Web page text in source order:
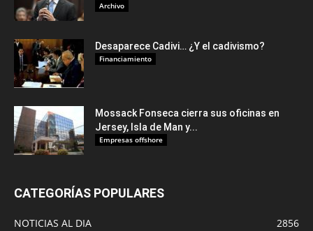
Archivo
Desaparece Cadivi… ¿Y el cadivismo?
Financiamiento
Mossack Fonseca cierra sus oficinas en
Jersey, Isla de Man y...
Empresas offshore
CATEGORÍAS POPULARES
NOTICIAS AL DIA
2856